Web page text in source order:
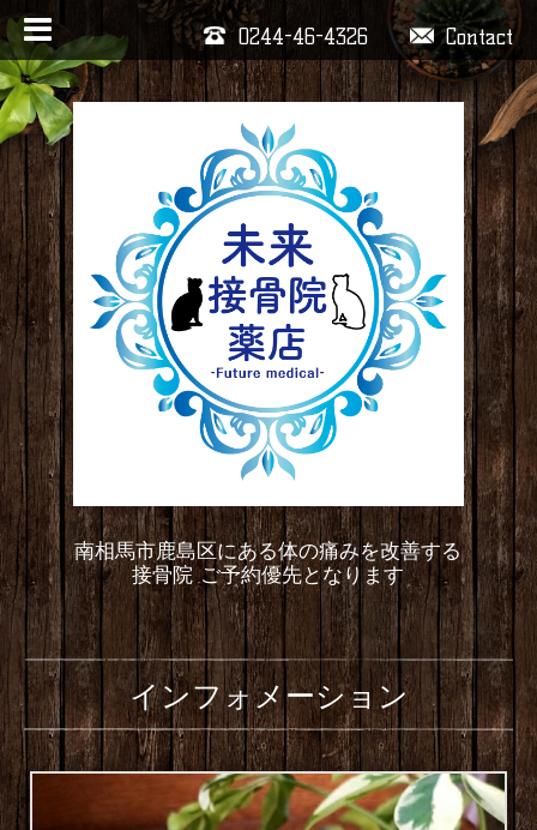
Contact
0244-46-4326
南相馬市鹿島区にある体の痛みを改善する
接骨院 ご予約優先となります
インフォメーション